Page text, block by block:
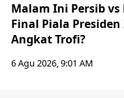
Malam Ini Persib vs
Final Piala Presiden
Angkat Trofi?
6 Agu 2026, 9:01 AM